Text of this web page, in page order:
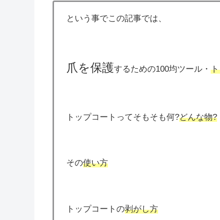
という事でこの記事では、
爪を保護するための100均ツール・
トップコートってそもそも何?どんな物?
その使い方
トップコートの剥がし方